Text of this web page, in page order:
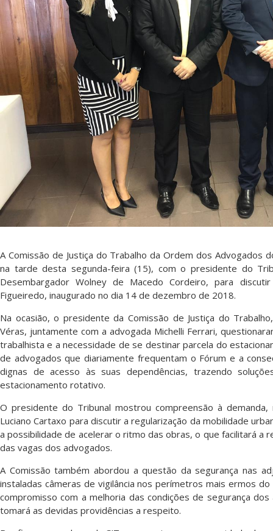
A Comissão de Justiça do Trabalho da Ordem dos Advogados
na tarde desta segunda-feira (15), com o presidente do
Desembargador Wolney de Macedo Cordeiro, para
Figueiredo, inaugurado no dia 14 de dezembro de 2018.
Na ocasião, o presidente da Comissão de Justiça do
Véras, juntamente com a advogada Michelli Ferrari,
trabalhista e a necessidade de se destinar parcela do
de advogados que diariamente frequentam o Fórum e a
dignas de acesso às suas dependências, trazendo
estacionamento rotativo.
O presidente do Tribunal mostrou compreensão à
Luciano Cartaxo para discutir a regularização da mobilidade
a possibilidade de acelerar o ritmo das obras, o que facilitará a
das vagas dos advogados.
A Comissão também abordou a questão da segurança nas
instaladas câmeras de vigilância nos perímetros mais ermos
compromisso com a melhoria das condições de segurança
tomará as devidas providências a respeito.